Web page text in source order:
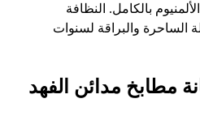
بالكامل. النظافة
الساحرة والبراقة لسنوات
مطابخ مدائن الفهد